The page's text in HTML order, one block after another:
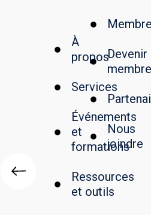
À
propos
Services
Événements
et
formations
Ressources
et outils
Devenir
membre
Nous
joindre